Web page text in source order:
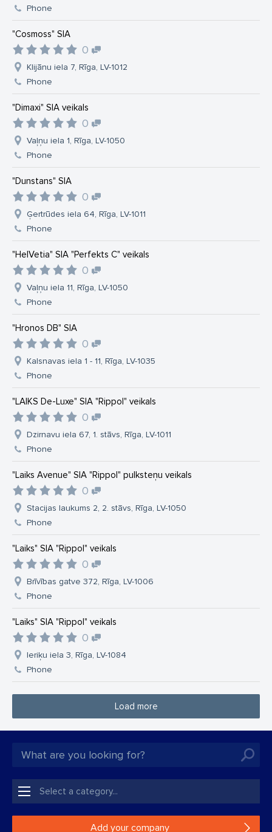
Phone
"Cosmoss" SIA
0
Klijānu iela 7, Rīga, LV-1012
Phone
"Dimaxi" SIA veikals
0
Vaļņu iela 1, Rīga, LV-1050
Phone
"Dunstans" SIA
0
Ģertrūdes iela 64, Rīga, LV-1011
Phone
"HelVetia" SIA "Perfekts C" veikals
0
Vaļņu iela 11, Rīga, LV-1050
Phone
"Hronos DB" SIA
0
Kalsnavas iela 1 - 11, Rīga, LV-1035
Phone
"LAIKS De-Luxe" SIA "Rippol" veikals
0
Dzirnavu iela 67, 1. stāvs, Rīga, LV-1011
Phone
"Laiks Avenue" SIA "Rippol" pulksteņu veikals
0
Stacijas laukums 2, 2. stāvs, Rīga, LV-1050
Phone
"Laiks" SIA "Rippol" veikals
0
Brīvības gatve 372, Rīga, LV-1006
Phone
"Laiks" SIA "Rippol" veikals
0
Ieriķu iela 3, Rīga, LV-1084
Phone
Load more
Add your company